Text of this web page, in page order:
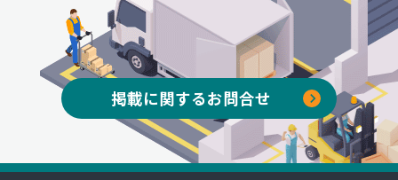
掲載に関するお問合せ